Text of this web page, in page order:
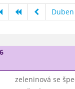
zeleninová se